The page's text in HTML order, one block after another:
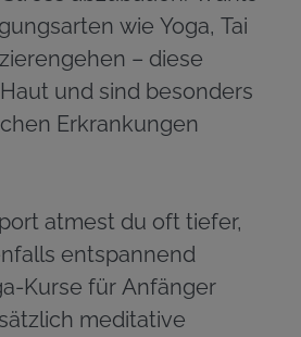
wie Yoga, Tai
– diese
und sind besonders
Erkrankungen
atmest du oft tiefer,
entspannend
Kurse für Anfänger
meditative